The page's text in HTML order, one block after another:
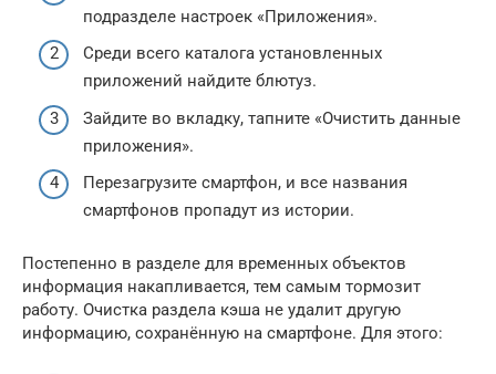
подразделе настроек «Приложения».
Среди всего каталога установленных
приложений найдите блютуз.
Зайдите во вкладку, тапните «Очистить данные
приложения».
Перезагрузите смартфон, и все названия
смартфонов пропадут из истории.
Постепенно в разделе для временных объектов
информация накапливается, тем самым тормозит
работу. Очистка раздела кэша не удалит другую
информацию, сохранённую на смартфоне. Для этого: